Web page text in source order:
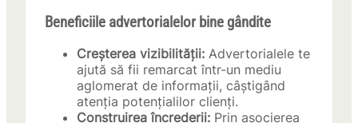
Beneficiile advertorialelor bine gândite
Creșterea vizibilității: Advertorialele te
ajută să fii remarcat într-un mediu
aglomerat de informații, câștigând
atenția potențialilor clienți.
Construirea încrederii: Prin asocierea